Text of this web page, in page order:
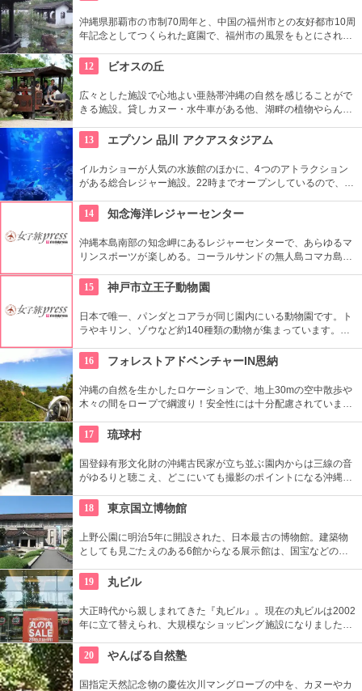
沖縄県那覇市の市制70周年と、中国の福州市との友好都市10周
年記念としてつくられた庭園で、福州市の風景をもとにされて
福州から取り寄せたもの。本格的な中国式庭園です。
12 ビオスの丘
広々とした施設で心地よい亜熱帯沖縄の自然を感じることがで
きる施設。貸しカヌー・水牛車がある他、湖畔の植物やらんの
1230円（入園＋乗船セット））もおすすめ。
13 エプソン 品川 アクアスタジアム
イルカショーが人気の水族館のほかに、4つのアトラクション
がある総合レジャー施設。22時までオープンしているので、一
14
知念海洋レジャーセンター
沖縄本島南部の知念岬にあるレジャーセンターで、あらゆるマ
リンスポーツが楽しめる。コーラルサンドの無人島コマカ島や
海を楽しむ体験ができる冬季限定海ぶどう狩りは服を着たまま
誰でも学べて楽しめる。
15 神戸市立王子動物園
日本で唯一、パンダとコアラが同じ園内にいる動物園です。ト
ラやキリン、ゾウなど約140種類の動物が集まっています。モ
す。園内には遊園地や異人館『旧ハンター住宅』も。
16 フォレストアドベンチャーIN恩納
沖縄の自然を生かしたロケーションで、地上30mの空中散歩や
木々の間をロープで綱渡り！安全性には十分配慮されています
ることもできますよ！体力に自信がなくても大丈夫です。
17 琉球村
国登録有形文化財の沖縄古民家が立ち並ぶ園内からは三線の音
がゆるりと聴こえ、どこにいても撮影のポイントになる沖縄ら
り、どれを体験したら良いか迷ってしまう程！沖縄を丸ごと感
じるならぜひココへ。
18 東京国立博物館
上野公園に明治5年に開設された、日本最古の博物館。建築物
としても見ごたえのある6館からなる展示館は、国宝などの歴
す。オリジナルグッズを販売するミュージアムショップや食事
もできるカフェなども併設されています。
19 丸ビル
大正時代から親しまれてきた『丸ビル』。現在の丸ビルは2002
年に立て替えられ、大規模なショッピング施設になりました。
ストランまで、丸の内の名にふさわしい逸品がそろっていま
す。
20 やんばる自然塾
国指定天然記念物の慶佐次川マングローブの中を、カヌーやカ